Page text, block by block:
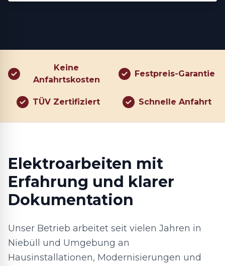
Keine
Anfahrtskosten
Festpreis-Garantie
TÜV Zertifiziert Schnelle Anfahrt
Elektroarbeiten mit
Erfahrung und klarer
Dokumentation
Unser Betrieb arbeitet seit vielen Jahren in
Niebüll und Umgebung an
Hausinstallationen, Modernisierungen und